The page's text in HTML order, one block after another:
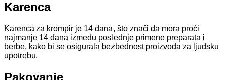
Karenca
Karenca za krompir je 14 dana, što znači da mora proći
najmanje 14 dana između poslednje primene preparata i
berbe, kako bi se osigurala bezbednost proizvoda za ljudsku
upotrebu.